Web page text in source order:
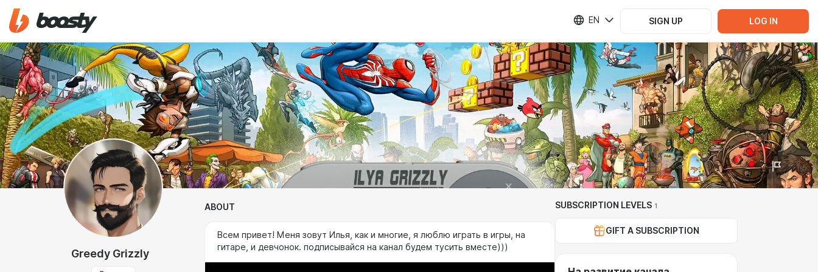
EN SIGN UP LOG IN
Greedy Grizzly
ABOUT
Всем привет! Меня зовут Илья, как и многие, я люблю играть в игры, на
гитаре, и девчонок. подписывайся на канал будем тусить вместе)))
SUBSCRIPTION LEVELS 1
GIFT A SUBSCRIPTION